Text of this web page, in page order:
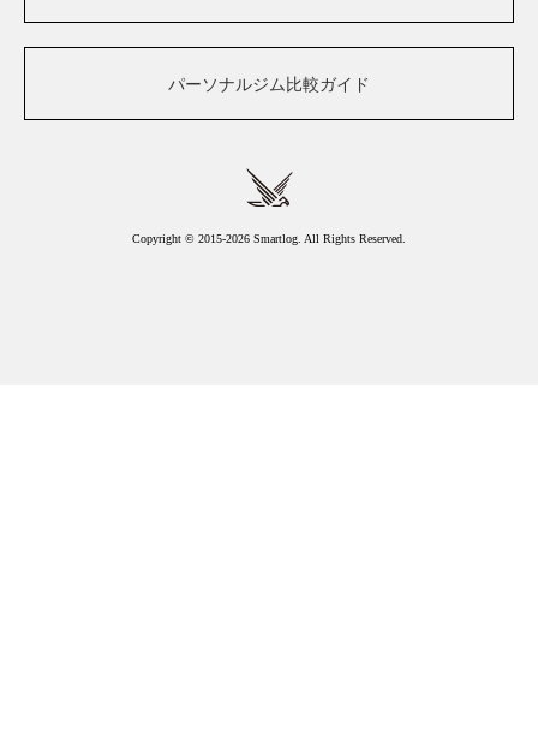
パーソナルジム比較ガイド
Copyright © 2015-2026 Smartlog. All Rights Reserved.